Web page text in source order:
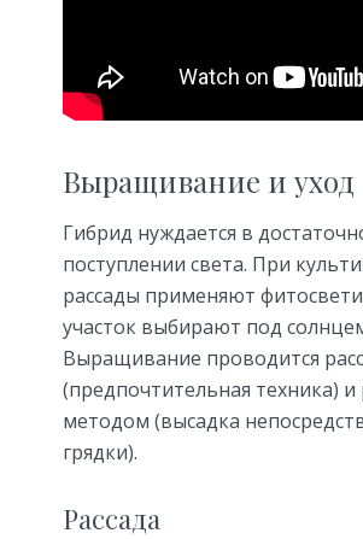
Выращивание и уход
Гибрид нуждается в
поступлении света. При
рассады применяют
участок выбирают под
Выращивание проводится
(предпочтительная техника)
методом (высадка
грядки).
Рассада